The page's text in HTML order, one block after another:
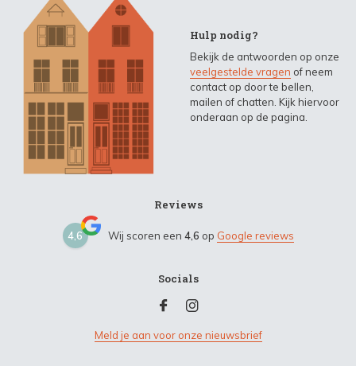
Hulp nodig?
Bekijk de antwoorden op onze
veelgestelde vragen of neem
contact op door te bellen,
mailen of chatten. Kijk hiervoor
onderaan op de pagina.
Reviews
4,6 Wij scoren een 4,6 op Google reviews
Socials
Meld je aan voor onze nieuwsbrief